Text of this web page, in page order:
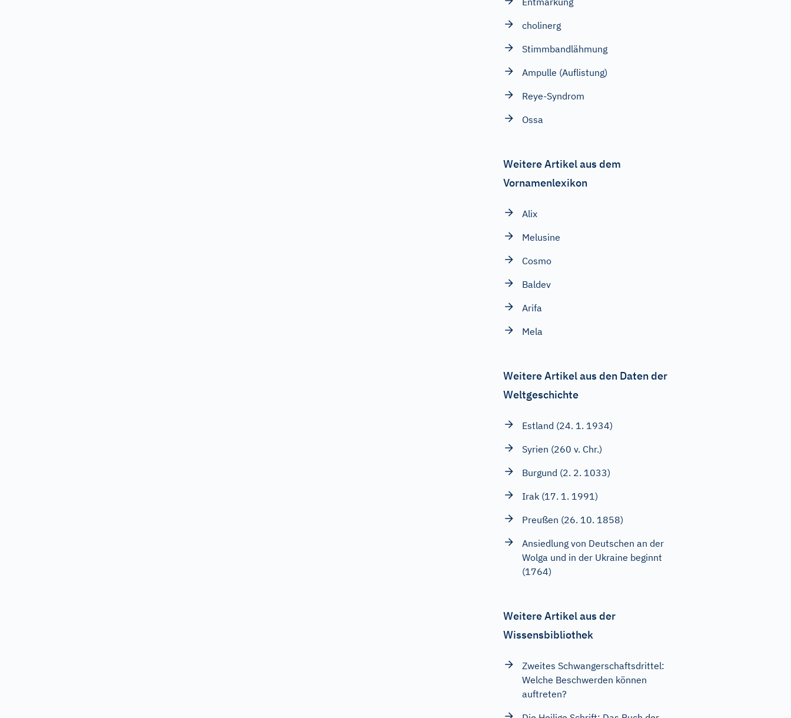
cholinerg
Stimmbandlähmung
Ampulle (Auflistung)
Reye-Syndrom
Ossa
Weitere Artikel aus dem
Vornamenlexikon
Alix
Melusine
Cosmo
Baldev
Arifa
Mela
Weitere Artikel aus den Daten der
Weltgeschichte
Estland (24. 1. 1934)
Syrien (260 v. Chr.)
Burgund (2. 2. 1033)
Irak (17. 1. 1991)
Preußen (26. 10. 1858)
Ansiedlung von Deutschen an der
Wolga und in der Ukraine beginnt
(1764)
Weitere Artikel aus der
Wissensbibliothek
Zweites Schwangerschaftsdrittel:
Welche Beschwerden können
auftreten?